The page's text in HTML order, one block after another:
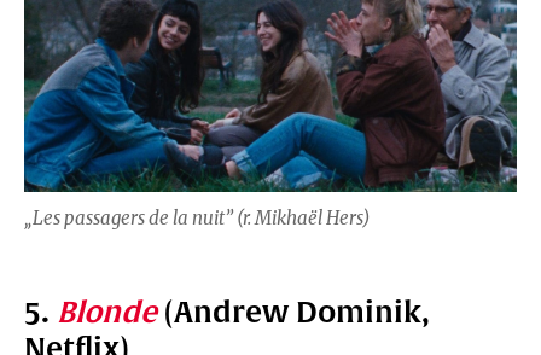
„Les passagers de la nuit” (r. Mikhaël Hers)
5. Blonde(Andrew Dominik,
Netflix)